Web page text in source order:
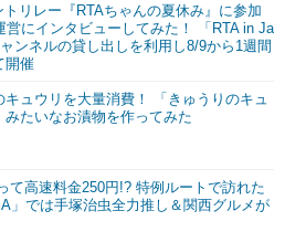
トリレー『RTAちゃんの夏休み』に参加
営にインタビューしてみた！ 「RTA in Ja
ンネルの貸し出しを利用し8/9から1週間
開催
キュウリを大量消費！ 「きゅうりのキュ
みたいなお漬物を作ってみた
て高速料金250円!? 特例ルートで訪れた
」では手塚治虫全力推し＆関西グルメが